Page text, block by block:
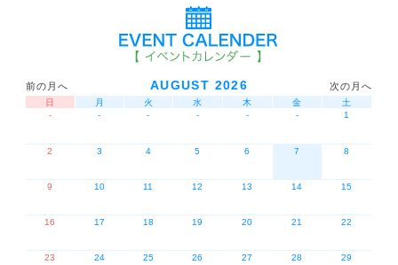
前の月へ AUGUST 2026 次の月へ
日 月 火 水 木 金
土
-
- - - - - 1
2 3 4 5 6 7 8
9 10 11 12 13 14 15
16 17 18 19 20 21 22
23 24 25 26 27 28 29